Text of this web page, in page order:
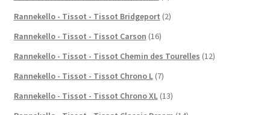
Rannekello - Tissot - Tissot Bridgeport (2)
Rannekello - Tissot - Tissot Carson (16)
Rannekello - Tissot - Tissot Chemin des Tourelles (12)
Rannekello - Tissot - Tissot Chrono L (7)
Rannekello - Tissot - Tissot Chrono XL (13)